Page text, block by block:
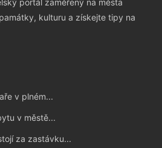
kulturu a získejte tipy na
v plném...
v městě...
za zastávku...